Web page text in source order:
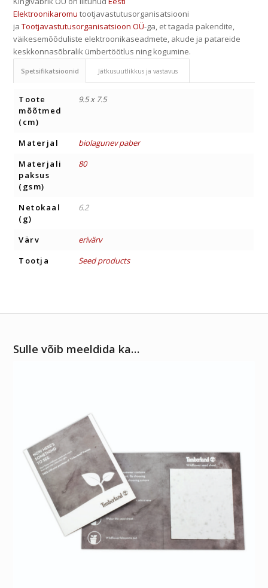
Elektroonikaromu tootjavastutusorganisatsiooni
jaTootjavastutusorganisatsioon OÜ-ga, et tagada pakendite,
väikesemõõduliste elektroonikaseadmete, akude ja patareide
keskkonnasõbralik ümbertöötlus ning kogumine.
Spetsifikatsioonid Jätkusuutlikkus ja vastavus
Toote
mõõtmed
(cm)
9.5 x 7.5
Materjal
biolagunev paber
Materjali
paksus
(gsm)
80
Netokaal
(g)
6.2
Värv
erivärv
Tootja
Seed products
Sulle võib meeldida ka…